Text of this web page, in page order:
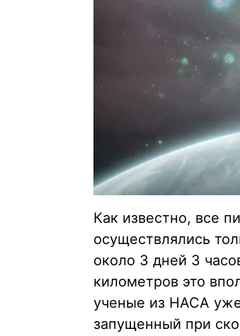
Как известно, все
осуществлялись
около 3 дней 3
километров это
ученые из НАСА
запущенный при